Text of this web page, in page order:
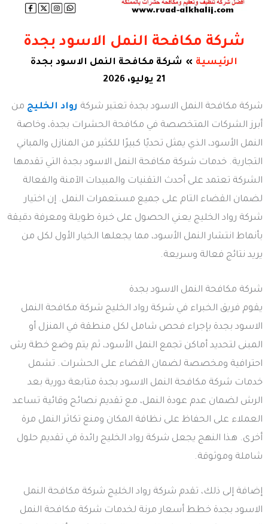
شركة مكافحة النمل الاسود بجدة
الرئيسية
شركة مكافحة النمل الاسود بجدة
21 يوليو، 2026
شركة مكافحة النمل الاسود بجدة تعتبر شركة رواد الخليج من
أبرز الشركات المتخصصة في مكافحة الحشرات بجدة، وخاصة
النمل الأسود، الذي يمثل تحديًا كبيرًا للكثير من المنازل والمباني
التجارية. خدمات شركة مكافحة النمل الاسود بجدة التي تقدمها
الشركة تعتمد على أحدث التقنيات والمبيدات الآمنة والفعالة
لضمان القضاء التام على جميع مستعمرات النمل. إن اختيار
شركة رواد الخليج يعني الحصول على خبرة طويلة ومعرفة دقيقة
بأنماط انتشار النمل الأسود، مما يجعلها الخيار الأول لكل من
يريد نتائج فعالة وسريعة.
شركة مكافحة النمل الاسود بجدة
يقوم فريق الخبراء في شركة رواد الخليج شركة مكافحة النمل
الاسود بجدة بإجراء فحص شامل لكل منطقة في المنزل أو
المبنى لتحديد أماكن تجمع النمل الأسود، ثم يتم وضع خطة رش
احترافية ومخصصة لضمان القضاء على الحشرات. تشمل
خدمات شركة مكافحة النمل الاسود بجدة متابعة دورية بعد
الرش لضمان عدم عودة النمل، مع تقديم نصائح وقائية تساعد
العملاء على الحفاظ على نظافة المكان ومنع تكاثر النمل مرة
أخرى. هذا النهج يجعل شركة رواد الخليج رائدة في تقديم حلول
شاملة وموثوقة.
إضافة إلى ذلك، تقدم شركة رواد الخليج شركة مكافحة النمل
الاسود بجدة خطط أسعار مرنة لخدمات شركة مكافحة النمل